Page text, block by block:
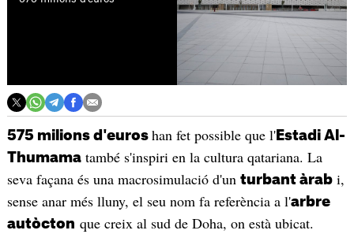
575 milions d'euros han fet possible que l'Estadi Al-
Thumamatambé s'inspiri en la cultura qatariana. La
seva façana és una macrosimulació d'un turbant àrabi,
sense anar més lluny, el seu nom fa referència a l'arbre
autòcton que creix al sud de Doha, on està ubicat.